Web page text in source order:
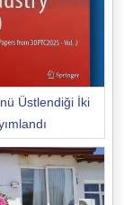
Üstlendiği İki